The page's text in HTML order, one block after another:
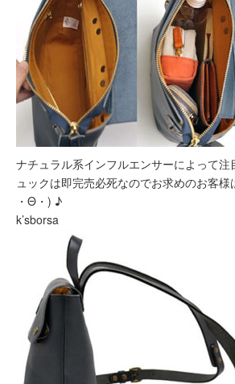
ナチュラル系インフルエンサーによって注
ュックは即完売必死なのでお求めのお客
・Θ・) ♪
k’sborsa